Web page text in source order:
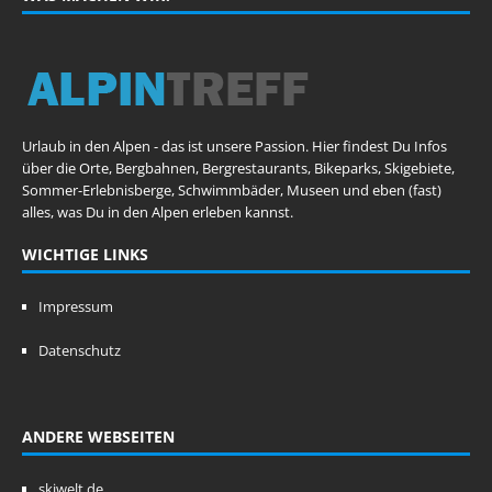
Urlaub in den Alpen - das ist unsere Passion. Hier findest Du Infos
über die Orte, Bergbahnen, Bergrestaurants, Bikeparks, Skigebiete,
Sommer-Erlebnisberge, Schwimmbäder, Museen und eben (fast)
alles, was Du in den Alpen erleben kannst.
WICHTIGE LINKS
Impressum
Datenschutz
ANDERE WEBSEITEN